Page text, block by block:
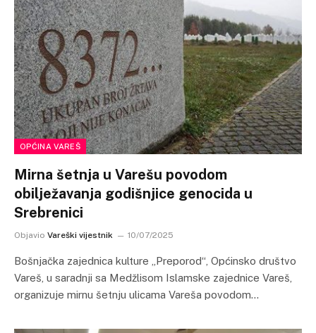
OPĆINA VAREŠ
Mirna šetnja u Varešu povodom
obilježavanja godišnjice genocida u
Srebrenici
Objavio Vareški vijestnik 10/07/2025
Bošnjačka zajednica kulture „Preporod“, Općinsko društvo
Vareš, u saradnji sa Medžlisom Islamske zajednice Vareš,
organizuje mirnu šetnju ulicama Vareša povodom…